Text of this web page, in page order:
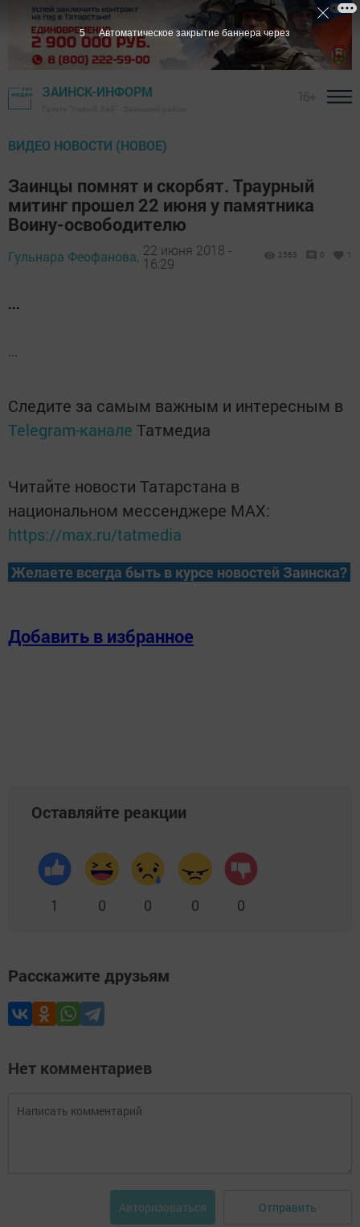
ЗАИНСК-ИНФОРМ
ВИДЕО НОВОСТИ (НОВОЕ)
Заинцы помнят и скорбят. Траурный
митинг прошел 22 июня у памятника
Воину-освободителю
Гульнара Феофанова, 22 июня 2018 -
16:29
2563 0 1
...
...
Следите за самым важным и интересным в
Telegram-канале Татмедиа
Читайте новости Татарстана в
национальном мессенджере MАХ:
https://max.ru/tatmedia
Желаете всегда быть в курсе новостей Заинска?
Добавить в избранное
Оставляйте реакции
1 0 0 0 0
Расскажите друзьям
Нет комментариев
Авторизоваться Отправить
5 Автоматическое закрытие баннера через